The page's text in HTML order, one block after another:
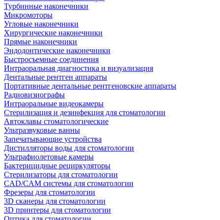
Турбинные наконечники
Микромоторы
Угловые наконечники
Хирургические наконечники
Прямые наконечники
Эндодонтические наконечники
Быстросъемные соединения
Интраоральная диагностика и визуализация
Дентальные рентген аппараты
Портативные дентальные рентгеновские аппараты
Радиовизиографы
Интраоральные видеокамеры
Стерилизация и дезинфекция для стоматологии
Автоклавы стоматологические
Ультразвуковые ванны
Запечатывающие устройства
Дистилляторы воды для стоматологии
Ультрафиолетовые камеры
Бактерицидные рециркуляторы
Стерилизаторы для стоматологии
CAD/CAM системы для стоматологии
Фрезеры для стоматологии
3D cканеры для стоматологии
3D принтеры для стоматологии